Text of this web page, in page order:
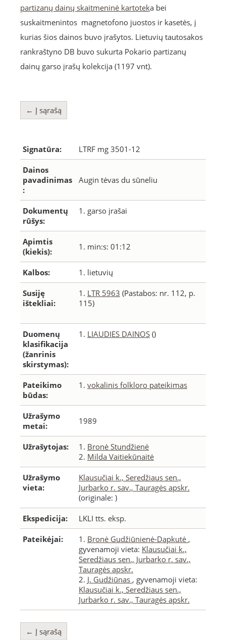
partizanų dainų skaitmeninė kartoteka bei
suskaitmenintos magnetofono juostos ir kasetės, į
kurias šios dainos buvo įrašytos. Lietuvių tautosakos
rankraštyno DB buvo sukurta Pokario partizanų
dainų garso įrašų kolekcija (1197 vnt).
← Į sąrašą
Signatūra: LTRF mg 3501-12
Dainos
pavadinimas
:
Augin tėvas du sūneliu
Dokumentų
rūšys:
1. garso įrašai
Apimtis
(kiekis):
1. min:s: 01:12
Kalbos: 1. lietuvių
Susiję
ištekliai:
1. LTR 5963 (Pastabos: nr. 112, p.
115)
Duomenų
klasifikacija
(žanrinis
skirstymas):
1. LIAUDIES DAINOS ()
Pateikimo
būdas:
1. vokalinis folkloro pateikimas
Užrašymo
metai:
1989
Užrašytojas: 1. Bronė Stundžienė
2. Milda Vaitiekūnaitė
Užrašymo
vieta:
Klausučiai k., Seredžiaus sen.,
Jurbarko r. sav., Tauragės apskr.
(originale: )
Ekspedicija: LKLI tts. eksp.
Pateikėjai: 1. Bronė Gudžiūnienė-Dapkutė ,
gyvenamoji vieta: Klausučiai k.,
Seredžiaus sen., Jurbarko r. sav.,
Tauragės apskr.
2. J. Gudžiūnas , gyvenamoji vieta:
Klausučiai k., Seredžiaus sen.,
Jurbarko r. sav., Tauragės apskr.
← Į sąrašą